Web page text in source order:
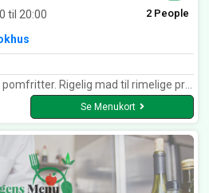
til 20:00 2 People
mad til rimelige priser. Smilende og venligt personale.
Se Menukort